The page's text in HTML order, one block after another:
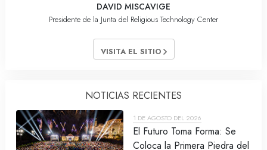
DAVID MISCAVIGE
Presidente de la Junta del Religious Technology Center
VISITA EL SITIO
NOTICIAS RECIENTES
1 DE AGOSTO DEL 2026
El Futuro Toma Forma: Se
Coloca la Primera Piedra del